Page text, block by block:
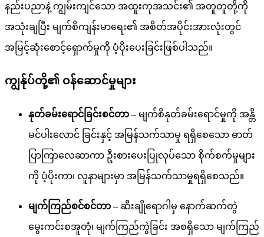
နည်းပညာနဲ့ ကျွမ်းကျင်သော အထူးကုအသင်း၏ အတူတူတို့ကို
အသုံးချပြီး မျက်စိကျန်းမာရေး၏ အစိတ်အပိုင်းအားလုံးတွင်
အမြင့်ဆုံးစောင့်ရှောက်မှုကို ပံ့ပိုးပေးခြင်းဖြစ်ပါသည်။
ကျွန်ုပ်တို့၏ ဝန်ဆောင်မှုများ
နုတ်ခမ်းရောင်ခြင်းစင်တာ – မျက်စိနုတ်ခမ်းရောင်မှုကို အန္တိ
မင်ပါးလောင် ခြင်းနှင့် အမြန်သက်သာမှု ရရှိစေသော ဓာတ်
ပြာကြာလေဆာကာ ဦးစားပေးပြုလုပ်သော စိုက်စက်မှုများ
ကို ပံ့ပိုးကာ၊ လူနာများမှာ အမြန်သက်သာမှုရရှိစေသည်။
မျက်ကြည်စင်စင်တာ – ဆီးချိုရောဂါမှ နောက်ဆက်တွဲ
မွေးကင်းစအူတုံ၊ မျက်ကြည်ကွဲခြင်း အစရှိသော မျက်ကြည်